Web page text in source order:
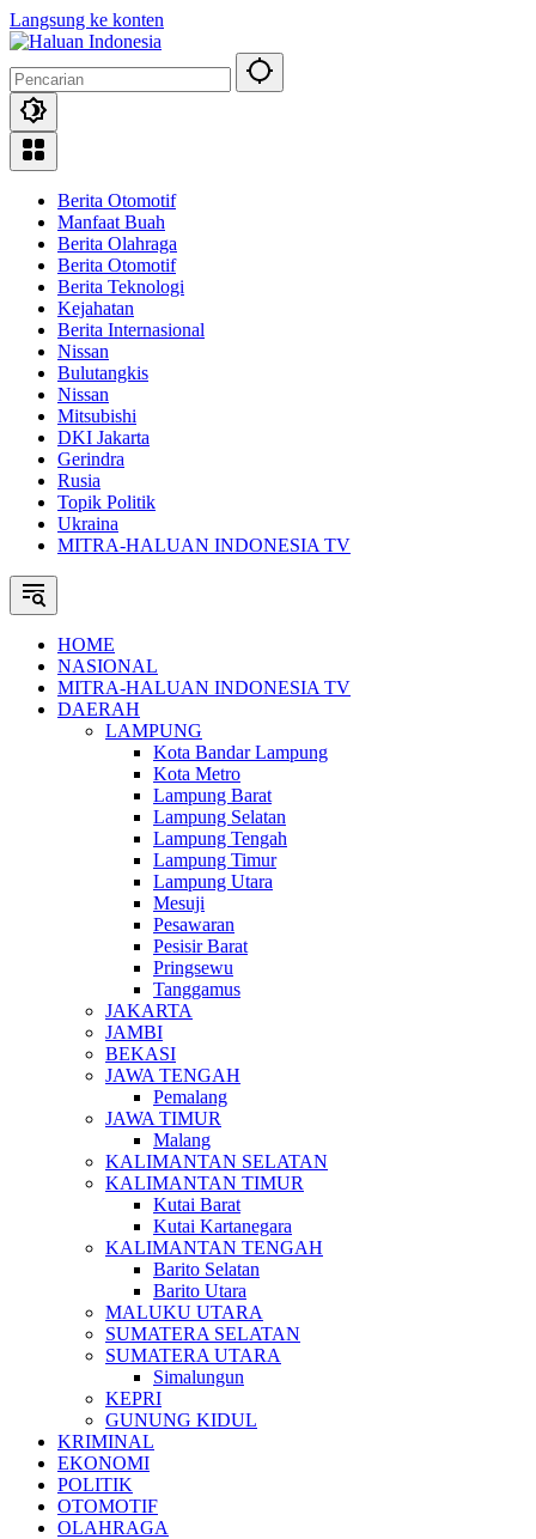
Langsung ke konten
Berita Otomotif
Manfaat Buah
Berita Olahraga
Berita Otomotif
Berita Teknologi
Kejahatan
Berita Internasional
Nissan
Bulutangkis
Nissan
Mitsubishi
DKI Jakarta
Gerindra
Rusia
Topik Politik
Ukraina
MITRA-HALUAN INDONESIA TV
HOME
NASIONAL
MITRA-HALUAN INDONESIA TV
DAERAH
LAMPUNG
Kota Bandar Lampung
Kota Metro
Lampung Barat
Lampung Selatan
Lampung Tengah
Lampung Timur
Lampung Utara
Mesuji
Pesawaran
Pesisir Barat
Pringsewu
Tanggamus
JAKARTA
JAMBI
BEKASI
JAWA TENGAH
Pemalang
JAWA TIMUR
Malang
KALIMANTAN SELATAN
KALIMANTAN TIMUR
Kutai Barat
Kutai Kartanegara
KALIMANTAN TENGAH
Barito Selatan
Barito Utara
MALUKU UTARA
SUMATERA SELATAN
SUMATERA UTARA
Simalungun
KEPRI
GUNUNG KIDUL
KRIMINAL
EKONOMI
POLITIK
OTOMOTIF
OLAHRAGA